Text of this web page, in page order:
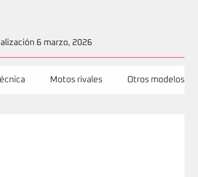
6 marzo, 2026
Motos rivales Otros modelos